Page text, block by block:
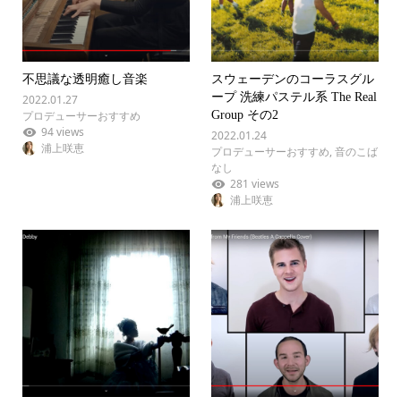
不思議な透明癒し音楽
2022.01.27
プロデューサーおすすめ
94 views
浦上咲恵
スウェーデンのコーラスグル
ープ 洗練パステル系 The Real
Group その2
2022.01.24
プロデューサーおすすめ,音のこば
なし
281 views
浦上咲恵